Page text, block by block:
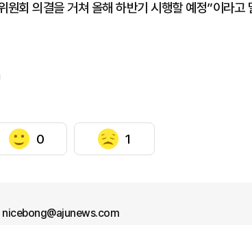
원회 의결을 거쳐 올해 하반기 시행할 예정”이라고
0 1
nicebong@ajunews.com